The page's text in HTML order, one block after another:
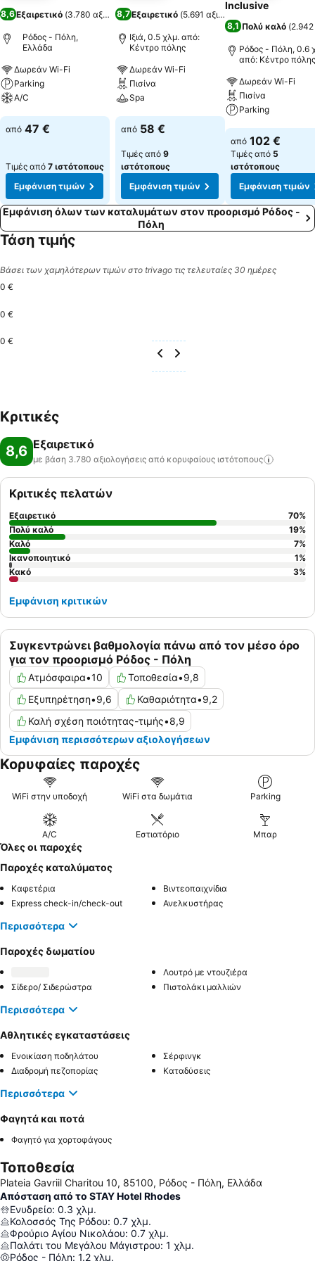
8,6Εξαιρετικό (3.780 αξιολογήσεις)
Ρόδος - Πόλη,
Ελλάδα
Δωρεάν Wi-Fi
Parking
A/C
Εμφάνιση τιμών
από 47 €
Τιμές από 7 ιστότοπους
Εμφάνιση τιμών
8,7Εξαιρετικό (5.691 αξιολογήσεις
Ιξιά, 0.5 χλμ. από:
Κέντρο πόλης
Δωρεάν Wi-Fi
Πισίνα
Spa
Εμφάνιση τιμών
από 58 €
Τιμές από 9
ιστότοπους
Εμφάνιση τιμών
Inclusive
8,1 Πολύ καλό (2.942
Ρόδος - Πόλη, 0.6
από: Κέντρο πόλης
Δωρεάν Wi-Fi
Πισίνα
Parking
Εμφάνιση τιμών
από 102 €
Τιμές από 5
ιστότοπους
Εμφάνιση τιμών
Εμφάνιση όλων των καταλυμάτων στον προορισμό Ρόδος -
Πόλη
Τάση τιμής
Βάσει των χαμηλότερων τιμών στο trivago τις τελευταίες 30 ημέρες
0 €
0 €
0 €
Κριτικές
8,6 Εξαιρετικό
με βάση 3.780 αξιολογήσεις από κορυφαίους ιστότοπους
Συγκεντρώνει βαθμολογία πάνω από τον μέσο όρο
για τον προορισμό Ρόδος - Πόλη
Ατμόσφαιρα•10 Τοποθεσία•9,8
Εξυπηρέτηση•9,6 Καθαριότητα•9,2
Καλή σχέση ποιότητας-τιμής•8,9
Εμφάνιση περισσότερων αξιολογήσεων
Κριτικές πελατών
Εξαιρετικό 70%
Πολύ καλό
19%
Καλό
7%
Ικανοποιητικό
1%
Κακό
3%
Εμφάνιση κριτικών
Κορυφαίες παροχές
WiFi στην υποδοχή WiFi στα δωμάτια Parking
A/C Εστιατόριο Μπαρ
Όλες οι παροχές
Παροχές καταλύματος
Καφετέρια
Βιντεοπαιχνίδια
Express check-in/check-out
Ανελκυστήρας
Περισσότερα
Παροχές δωματίου
Λουτρό με ντουζιέρα
Σίδερο/ Σιδερώστρα
Πιστολάκι μαλλιών
Περισσότερα
Αθλητικές εγκαταστάσεις
Ενοικίαση ποδηλάτου
Σέρφινγκ
Διαδρομή πεζοπορίας
Καταδύσεις
Περισσότερα
Φαγητά και ποτά
Φαγητό για χορτοφάγους
Τοποθεσία
Plateia Gavriil Charitou 10, 85100, Ρόδος - Πόλη, Ελλάδα
Απόσταση από το STAY Hotel Rhodes
Ενυδρείο: 0.3 χλμ.
Κολοσσός Της Ρόδου: 0.7 χλμ.
Φρούριο Αγίου Νικολάου: 0.7 χλμ.
Παλάτι του Μεγάλου Μάγιστρου: 1 χλμ.
Ρόδος - Πόλη: 1.2 χλμ.